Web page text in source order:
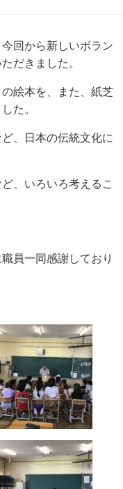
回から新しいボラン
だきました。
絵本を、また、紙芝
た。
、日本の伝統文化に
、いろいろ考えるこ
員一同感謝しており